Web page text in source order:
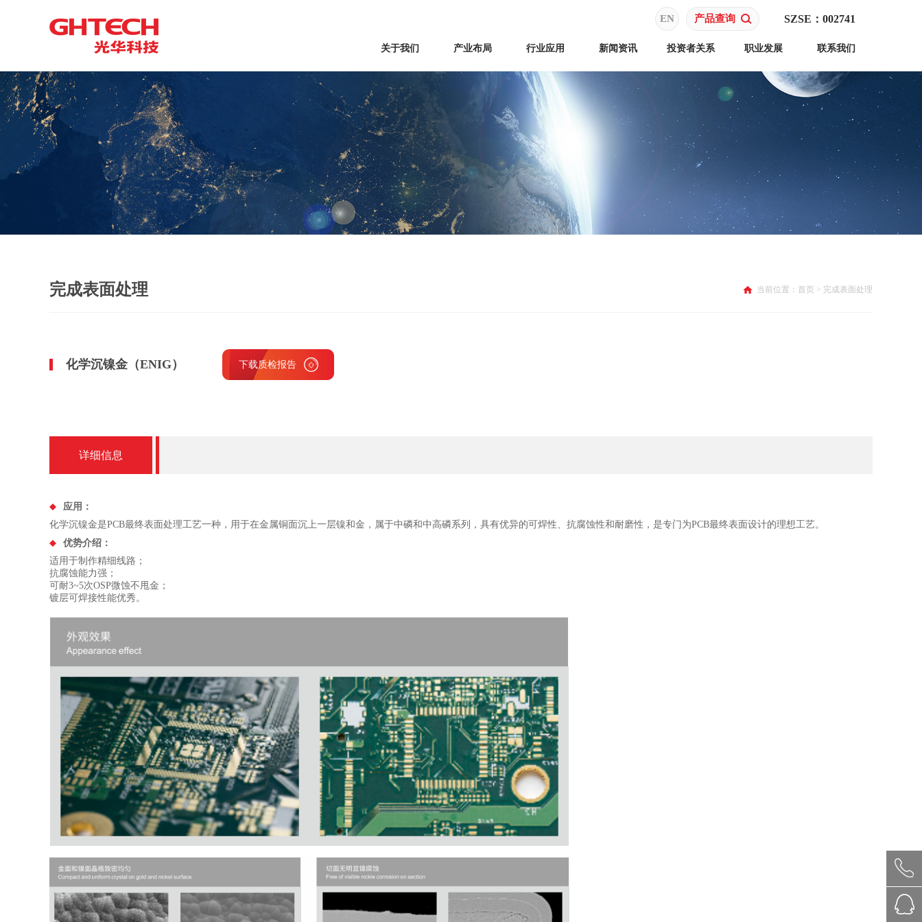
关于我们 产业布局 行业应用 新闻资讯 投资者关系 职业发展 联系我们
SZSE：002741
EN 产品查询
完成表面处理 当前位置： 首页 > 完成表面处理
化学沉镍金（ENIG） 下载质检报告
详细信息
应用：
化学沉镍金是PCB最终表面处理工艺一种，用于在金属铜面沉上一层镍和金，属于中磷和中高磷系列，具有优异的可焊性、抗腐蚀性和耐磨性，是专门为PCB最终表面设计的理想工艺。
优势介绍：
适用于制作精细线路；
抗腐蚀能力强；
可耐3~5次OSP微蚀不甩金；
镀层可焊接性能优秀。